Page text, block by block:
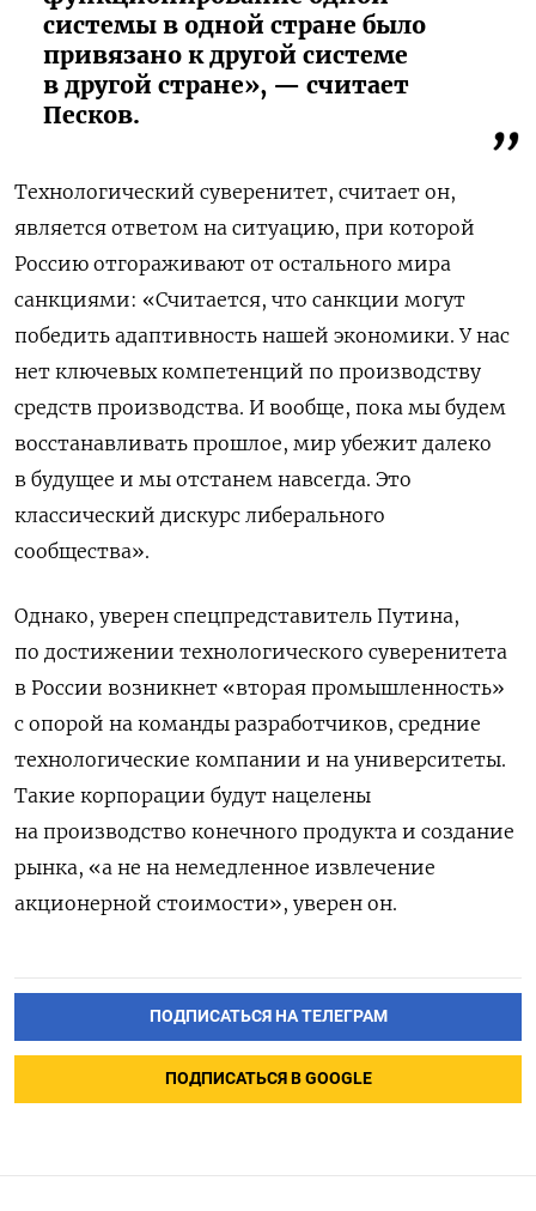
системы в одной стране было
привязано к другой системе
в другой стране», — считает
Песков.
Технологический суверенитет, считает он,
является ответом на ситуацию, при которой
Россию отгораживают от остального мира
санкциями: «Считается, что санкции могут
победить адаптивность нашей экономики. У нас
нет ключевых компетенций по производству
средств производства. И вообще, пока мы будем
восстанавливать прошлое, мир убежит далеко
в будущее и мы отстанем навсегда. Это
классический дискурс либерального
сообщества».
Однако, уверен спецпредставитель Путина,
по достижении технологического суверенитета
в России возникнет «вторая промышленность»
с опорой на команды разработчиков, средние
технологические компании и на университеты.
Такие корпорации будут нацелены
на производство конечного продукта и создание
рынка, «а не на немедленное извлечение
акционерной стоимости», уверен он.
ПОДПИСАТЬСЯ НА ТЕЛЕГРАМ
ПОДПИСАТЬСЯ В GOOGLE